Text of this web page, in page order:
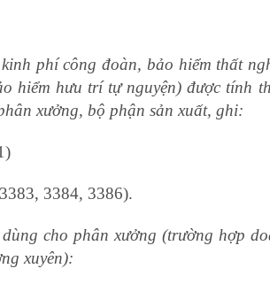
phí công đoàn, bảo hiểm thất
hiểm hưu trí tự nguyện) được tính
xưởng, bộ phận sản xuất, ghi:
3384, 3386).
cho phân xưởng (trường hợp
xuyên):